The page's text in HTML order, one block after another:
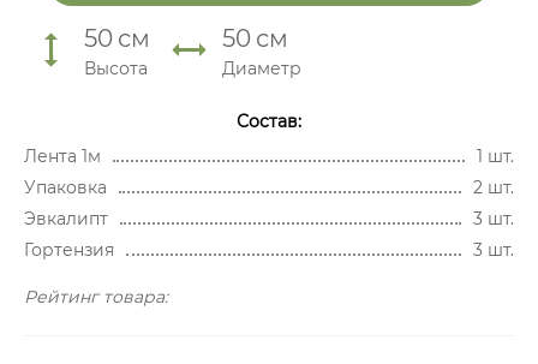
50 см
Высота
50 см
Диаметр
Состав:
Лента 1м
1 шт.
Упаковка
2 шт.
Эвкалипт
3 шт.
Гортензия
3 шт.
Рейтинг товара: